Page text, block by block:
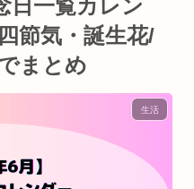
日一覧カレン
節気・誕生花/
まとめ
生活